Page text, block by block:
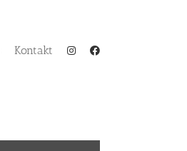
Kontakt